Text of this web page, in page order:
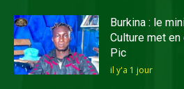
Burkina : le
Culture met
Pic
il y'a 1 jour